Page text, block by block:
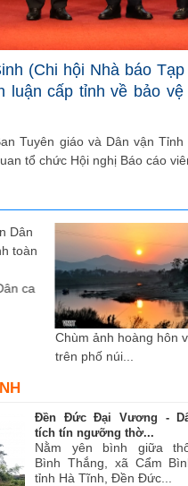
(Chi hội Nhà báo
luận cấp tỉnh về bảo
Tuyên giáo và Dân vận
tổ chức Hội nghị Báo cáo
ca
Chùm ảnh hoàng hôn
trên phố núi...
Đền Đức Đại Vương -
tích tín ngưỡng thờ...
Nằm yên bình giữa
Bình Thắng, xã Cẩm
tỉnh Hà Tĩnh, Đền Đức...